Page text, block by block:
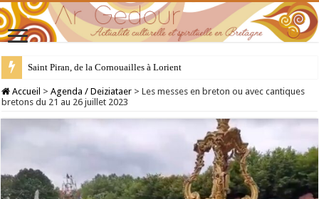
Saint Piran, de la Cornouailles à Lorient
28 juillet : Saint Samson de Dol, père de la Bretagne chrétienne
Accueil > Agenda / Deiziataer > Les messes en breton ou avec cantiques
bretons du 21 au 26 juillet 2023